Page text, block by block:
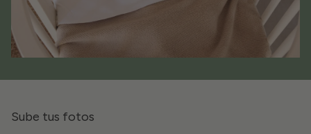
Sube tus fotos